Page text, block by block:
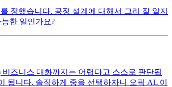
정했습니다. 공정 설계에 대해서 그리 잘 알지
한 일인가요?
즈니스 대화까지는 어렵다고 스스로 판단됩
됩니다. 솔직하게 중을 선택하자니 오픽 AL 이